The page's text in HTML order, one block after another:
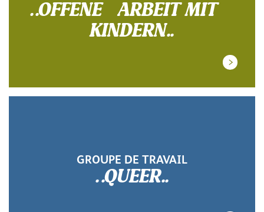
.OFFENE ARBEIT MIT
KINDERN.
GROUPE DE TRAVAIL
.QUEER.